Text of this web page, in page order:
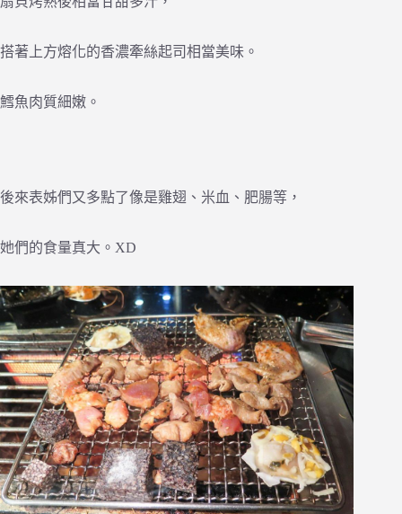
搭著上方熔化的香濃牽絲起司相當美味。
鱈魚肉質細嫩。
後來表姊們又多點了像是雞翅、米血、肥腸等，
她們的食量真大。XD